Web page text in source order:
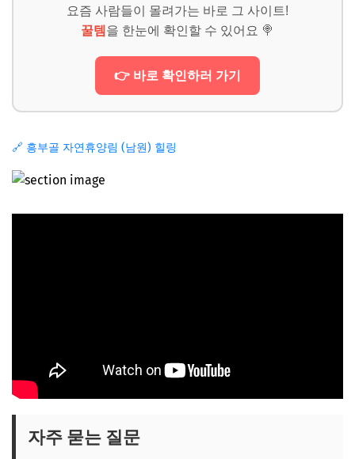
요즘 사람들이 몰려가는 바로 그 사이트!
꿀템 을 한눈에 확인할 수 있어요 🍭
👉 바로 확인하러 가기
🔗 흥부골 자연휴양림 (남원) 힐링
자주 묻는 질문